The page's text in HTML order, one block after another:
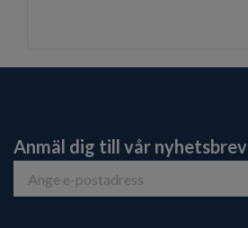
Anmäl dig till vår nyhetsbrev